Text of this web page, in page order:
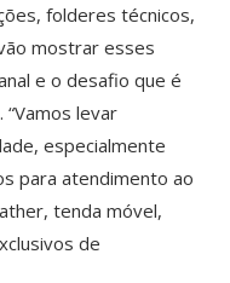
folderes técnicos,
mostrar esses
e o desafio que é
levar
especialmente
para atendimento ao
tenda móvel,
de